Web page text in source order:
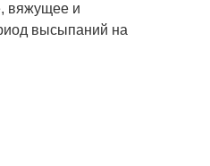
вяжущее и
высыпаний на